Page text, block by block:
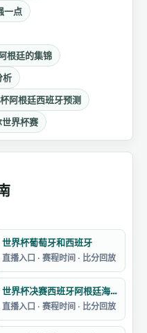
一点
根廷的集锦
析
阿根廷西班牙预测
界杯赛
世界杯葡萄牙和西班牙
直播入口 · 赛程时间 · 比分回放
世界杯决赛西班牙阿根廷海报
直播入口 · 赛程时间 · 比分回放